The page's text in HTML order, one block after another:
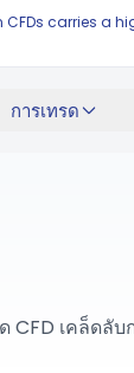
carries a
การเทรด
เคล็ดลั